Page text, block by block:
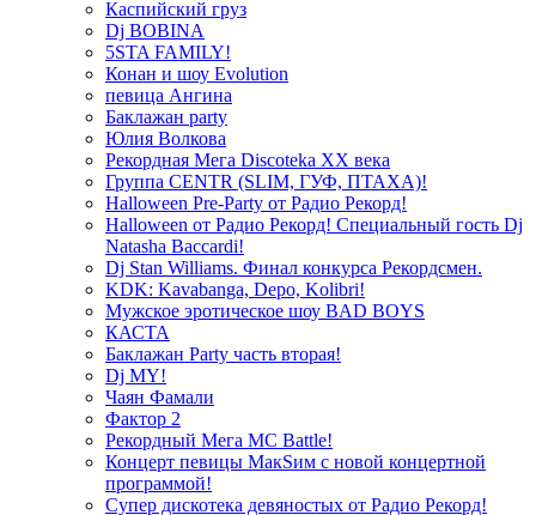
Каспийский груз
Dj BOBINA
5STA FAMILY!
Конан и шоу Evolution
певица Ангина
Баклажан party
Юлия Волкова
Рекордная Мега Discoteka XX века
Группа CENTR (SLIM, ГУФ, ПТАХА)!
Halloween Pre-Party от Радио Рекорд!
Halloween от Радио Рекорд! Специальный гость Dj
Natasha Baccardi!
Dj Stan Williams. Финал конкурса Рекордсмен.
KDK: Kavabanga, Depo, Kolibri!
Мужское эротическое шоу BAD BOYS
КАСТА
Баклажан Party часть вторая!
Dj MY!
Чаян Фамали
Фактор 2
Рекордный Мега МС Battle!
Концерт певицы МакSим с новой концертной
программой!
Супер дискотека девяностых от Радио Рекорд!